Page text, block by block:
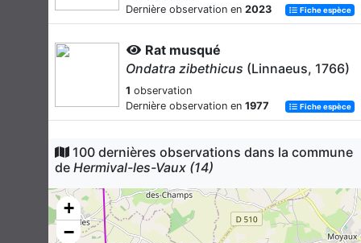
Dernière observation en 2023 Fiche espèce
Rat musqué
Ondatra zibethicus (Linnaeus, 1766)
1 observation
Dernière observation en 1977 Fiche espèce
Muscardin
Muscardinus avellanarius
1 observation
Dernière observation en2023 Fiche espèce
100 dernières observations dans la commune
de Hermival-les-Vaux (14)
+
−